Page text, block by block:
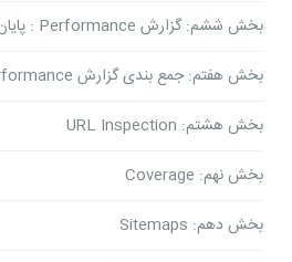
بخش ششم: گزارش Performance : پایان؟
بخش هفتم: جمع بندی گزارش Performance
بخش هشتم: URL Inspection
بخش نهم: Coverage
بخش دهم: Sitemaps